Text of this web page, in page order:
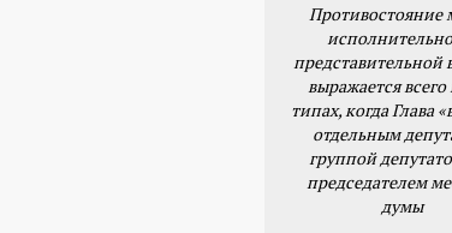
Противостояние
представительной
выражается всего
типах, когда Глава
отдельным
группой
председателем
думы